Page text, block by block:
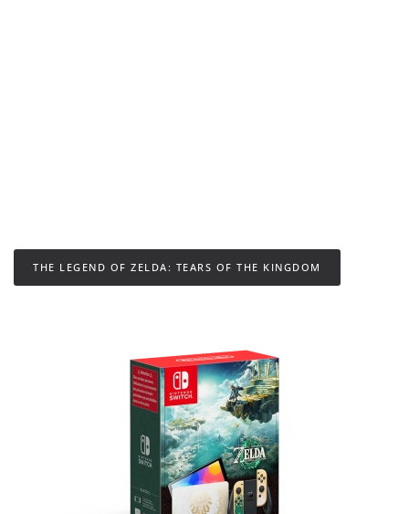
THE LEGEND OF ZELDA: TEARS OF THE KINGDOM